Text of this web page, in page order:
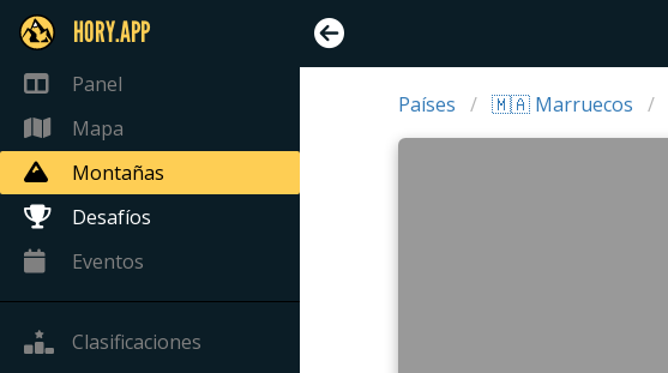
HORY.APP
Panel
Mapa
Montañas
Desafíos
Eventos
Clasificaciones
Países 🇲🇦 Marruecos